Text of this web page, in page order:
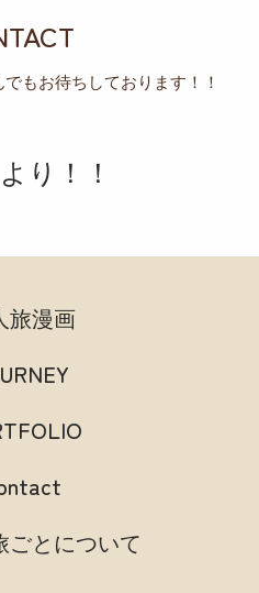
もお待ちしております！！
り！！
旅漫画
ごとについて